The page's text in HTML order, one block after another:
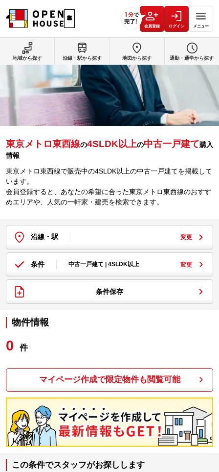
会員登録 ログイン メニュー
東京メトロ東西線の4SLDK以上の中古一戸建て購入
情報
東京メトロ東西線で販売中の4SLDK以上の中古一戸建てを掲載して
います。
会員登録すると、あなたの希望に合った東京メトロ東西線のおすす
めエリアや、人気の一軒家・建売を検索できます。
沿線・駅 変更
条件 中古一戸建て | 4SLDK以上 変更
条件保存
物件情報
0 件
マイページ作成で限定物件も閲覧可能
この条件でスタッフがお探しします
地域から探す 沿線・駅から探す 地図から探す 通勤・通学から探す